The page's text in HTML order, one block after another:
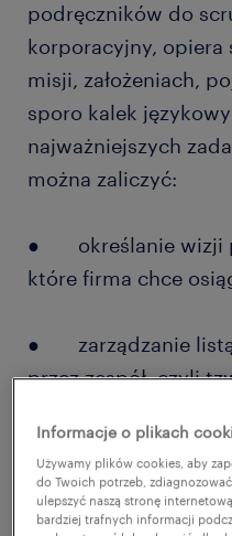
podręczników do
korporacyjny, opiera
misji, założeniach,
sporo kalek
najważniejszych
można zaliczyć:
● określanie wizji
które firma chce
● zarządzanie listą
przez zespół, czyli
● ustalanie
potrzeb;
Informacje o plikach
Używamy plików cookies, aby
do Twoich potrzeb,
ulepszyć naszą stronę
bardziej trafnych informacji